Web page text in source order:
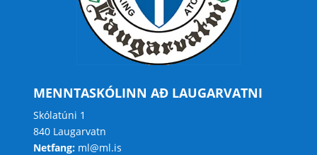
MENNTASKÓLINN AÐ LAUGARVATNI
Skólatúni 1
840 Laugarvatn
Netfang:ml@ml.is